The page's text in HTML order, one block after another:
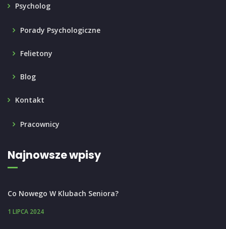
Psycholog
Porady Psychologiczne
Felietony
Blog
Kontakt
Pracownicy
Najnowsze wpisy
Co Nowego W Klubach Seniora?
1 LIPCA 2024